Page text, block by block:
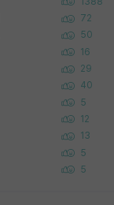
72
50
16
29
40
5
12
13
5
5